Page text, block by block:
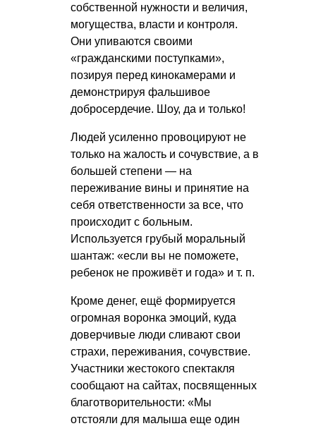
собственной нужности и величия,
могущества, власти и контроля.
Они упиваются своими
«гражданскими поступками»,
позируя перед кинокамерами и
демонстрируя фальшивое
добросердечие. Шоу, да и только!
Людей усиленно провоцируют не
только на жалость и сочувствие, а в
большей степени — на
переживание вины и принятие на
себя ответственности за все, что
происходит с больным.
Используется грубый моральный
шантаж: «если вы не поможете,
ребенок не проживёт и года» и т. п.
Кроме денег, ещё формируется
огромная воронка эмоций, куда
доверчивые люди сливают свои
страхи, переживания, сочувствие.
Участники жестокого спектакля
сообщают на сайтах, посвященных
благотворительности: «Мы
отстояли для малыша еще один